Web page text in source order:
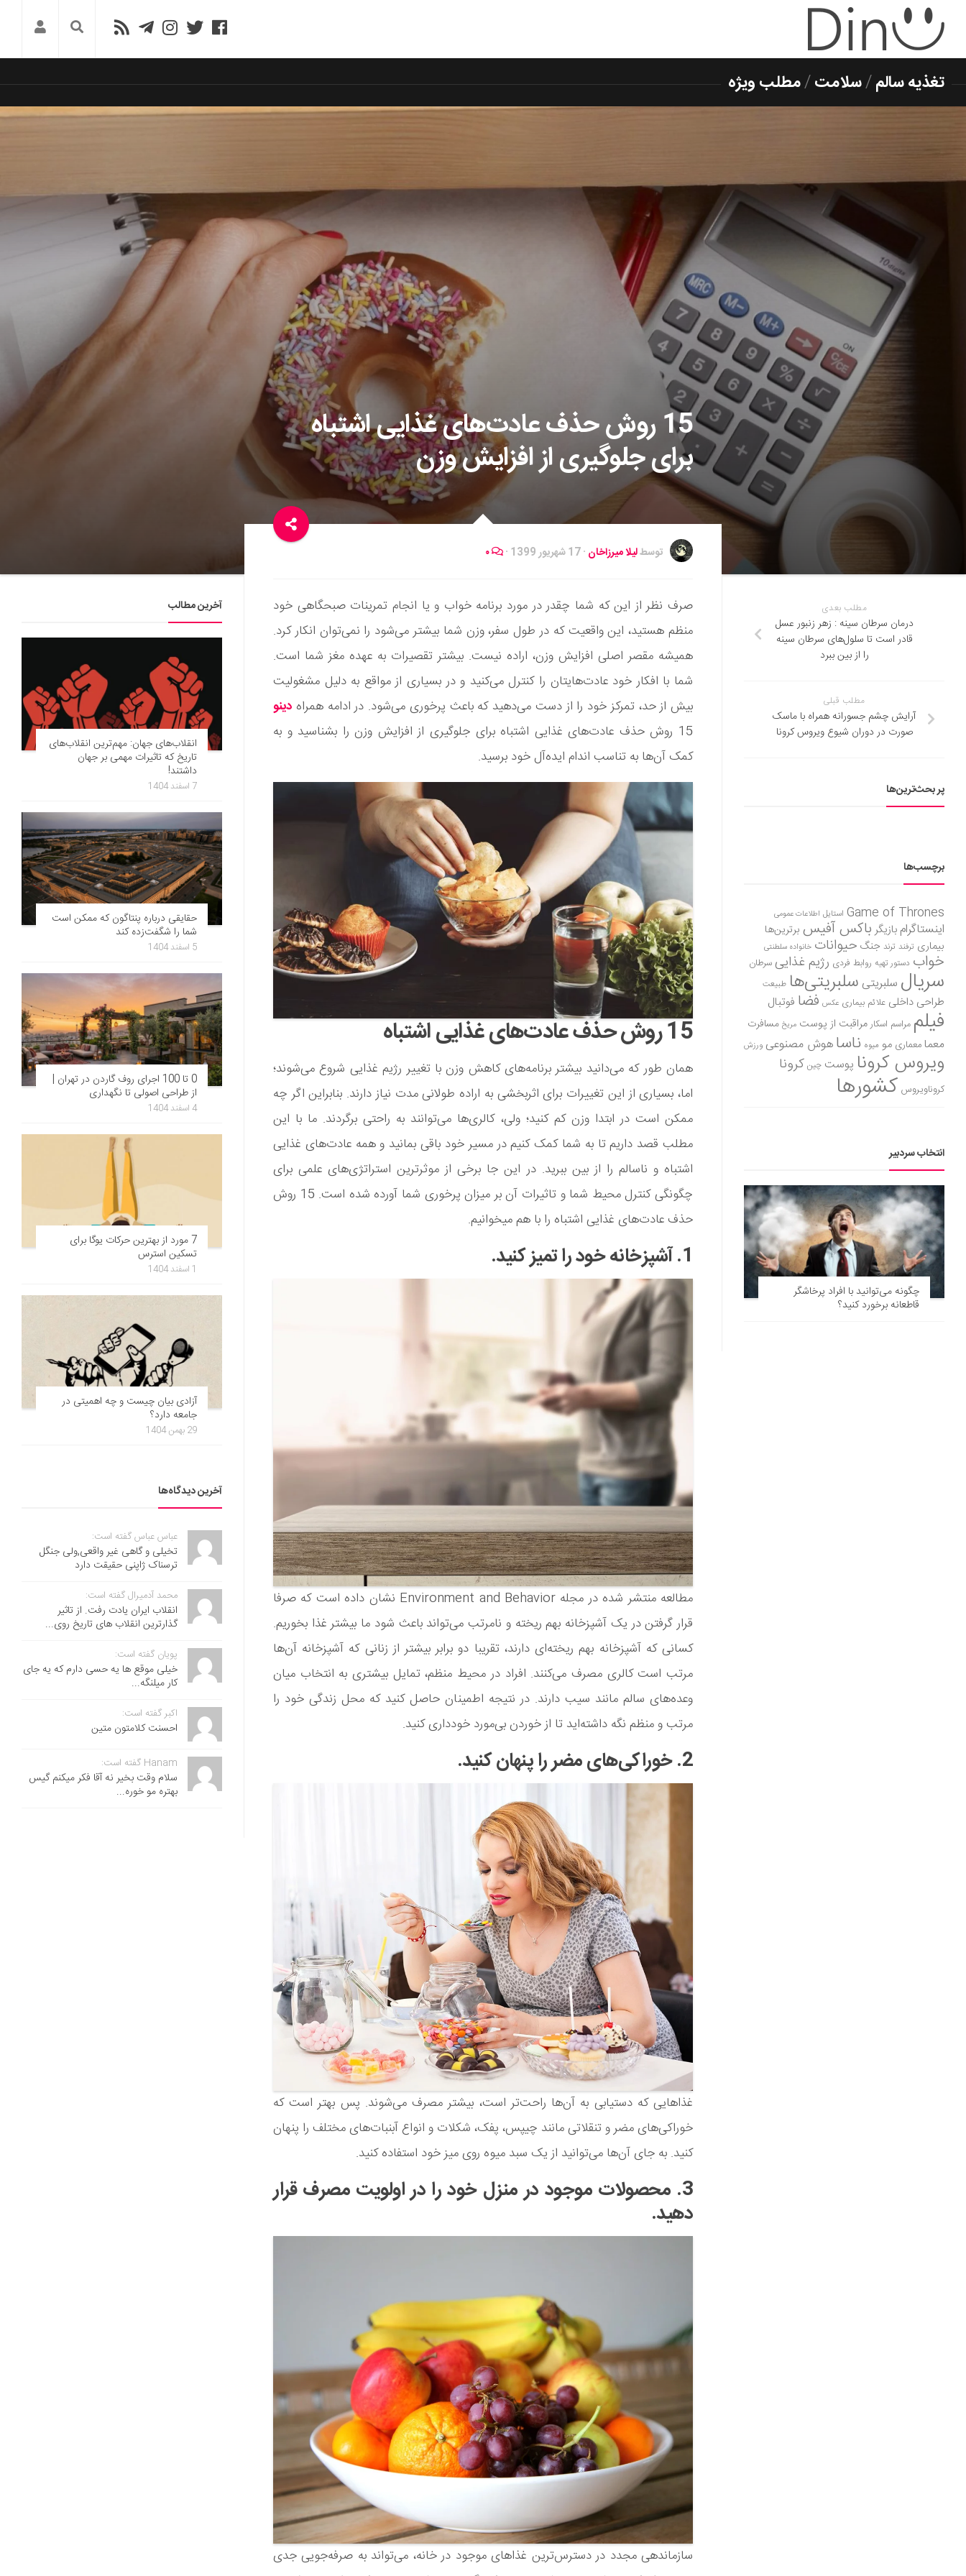
تغذیه سالم/سلامت/مطلب ویژه
15 روش حذف عادت‌های غذایی اشتباه
برای جلوگیری از افزایش وزن
توسطلیلا میرزاخان ·17 شهریور 1399 ·
صرف نظر از این که شما چقدر در مورد برنامه خواب و یا انجام تمرینات صبحگاهی خود
منظم هستید، این واقعیت که در طول سفر، وزن شما بیشتر می‌شود را نمی‌توان انکار کرد.
همیشه مقصر اصلی افزایش وزن، اراده نیست. بیشتر تقصیرات به عهده مغز شما است.
شما با افکار خود عادت‌هایتان را کنترل می‌کنید و در بسیاری از مواقع به دلیل مشغولیت
بیش از حد، تمرکز خود را از دست می‌دهید که باعث پرخوری می‌شود. در ادامه همراه دینو
15 روش حذف عادت‌های غذایی اشتباه برای جلوگیری از افزایش وزن را بشناسید و به
کمک آن‌ها به تناسب اندام ایده‌آل خود برسید.
15 روش حذف عادت‌های غذایی اشتباه
همان طور که می‌دانید بیشتر برنامه‌های کاهش وزن با تغییر رژیم غذایی شروع می‌شوند؛
اما، بسیاری از این تغییرات برای اثربخشی به اراده طولانی مدت نیاز دارند. بنابراین اگر چه
ممکن است در ابتدا وزن کم کنید؛ ولی، کالری‌ها می‌توانند به راحتی برگردند. ما با این
مطلب قصد داریم تا به شما کمک کنیم در مسیر خود باقی بمانید و همه عادت‌های غذایی
اشتباه و ناسالم را از بین ببرید. در این جا برخی از موثرترین استراتژی‌های علمی برای
چگونگی کنترل محیط شما و تاثیرات آن بر میزان پرخوری شما آورده شده است. 15 روش
حذف عادت‌های غذایی اشتباه را با هم میخوانیم.
1. آشپزخانه خود را تمیز کنید.
مطالعه منتشر شده در مجله Environment and Behavior نشان داده است که صرفا
قرار گرفتن در یک آشپزخانه بهم ریخته و نامرتب می‌تواند باعث شود ما بیشتر غذا بخوریم.
کسانی که آشپزخانه بهم ریخته‌ای دارند، تقریبا دو برابر بیشتر از زنانی که آشپزخانه آن‌ها
مرتب است کالری مصرف می‌کنند. افراد در محیط منظم، تمایل بیشتری به انتخاب میان
وعده‌های سالم مانند سیب دارند. در نتیجه اطمینان حاصل کنید که محل زندگی خود را
مرتب و منظم نگه داشته‌اید تا از خوردن بی‌مورد خودداری کنید.
2. خوراکی‌های مضر را پنهان کنید.
غذاهایی که دستیابی به آن‌ها راحت‌تر است، بیشتر مصرف می‌شوند. پس بهتر است که
خوراکی‌های مضر و تنقلاتی مانند چیپس، پفک، شکلات و انواع آبنبات‌های مختلف را پنهان
کنید. به جای آن‌ها می‌توانید از یک سبد میوه روی میز خود استفاده کنید.
3. محصولات موجود در منزل خود را در اولویت مصرف قرار
دهید.
سازماندهی مجدد در دسترس‌ترین غذاهای موجود در خانه، می‌تواند به صرفه‌جویی جدی
مطلب بعدی
درمان سرطان سینه : زهر زنبور عسل
قادر است تا سلول‌های سرطان سینه
را از بین ببرد
مطلب قبلی
آرایش چشم جسورانه همراه با ماسک
صورت در دوران شیوع ویروس کرونا
پر بحث‌ترین‌ها
برچسب‌ها
Game of Thrones استایل اطلاعات عمومی
اینستاگرام بازیگر باکس آفیس برترین‌ها
بیماری ترفند ترند جنگ حیوانات خانواده سلطنتی
خواب دستور تهیه روابط فردی رژیم غذاییسرطان
سریال سلبریتی سلبریتی‌ها طبیعت
طراحی داخلی علائم بیماری عکس فضا فوتبال
فیلم مراسم اسکارمراقبت از پوست مریخ مسافرت
معمامعماری مو میوه ناساهوش مصنوعی ورزش
ویروس کرونا پوست چین کرونا
کروناویروس کشورها
انتخاب سردبیر
چگونه می‌‌توانید با افراد پرخاشگر
قاطعانه برخورد کنید؟
آخرین مطالب
انقلاب‌های جهان: مهم‌ترین انقلاب‌های
تاریخ که تاثیرات مهمی بر جهان
داشتند!
7 اسفند 1404
حقایقی درباره پنتاگون که ممکن است
شما را شگفت‌زده کند
5 اسفند 1404
0 تا 100 اجرای روف گاردن در تهران |
از طراحی اصولی تا نگهداری
4 اسفند 1404
7 مورد از بهترین حرکات یوگا برای
تسکین استرس
1 اسفند 1404
آزادی بیان چیست و چه اهمیتی در
جامعه دارد؟
29 بهمن 1404
آخرین دیدگاه‌ها
عباس عباس گفته است:
تخیلی و گاهی غیر واقعی,ولی جنگل
ترسناک ژاپنی حقیقت دارد
محمد آدمیرال گفته است:
انقلاب ایران یادت رفت. از تاثیر
گذارترین انقلاب های تاریخ روی...
پویان گفته است:
خیلی موقع ها یه حسی دارم که یه جای
کار میلنگه...
اکبر گفته است:
احسنت ‌کلامتون متین
Hanam گفته است:
سلام وقت بخیر نه آقا فکر میکنم گیس
بهتره مو خوره...